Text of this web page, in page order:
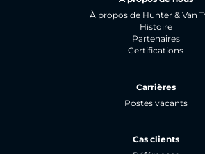
À propos de Hunter & Van
Histoire
Partenaires
Certifications
Carrières
Postes vacants
Cas clients